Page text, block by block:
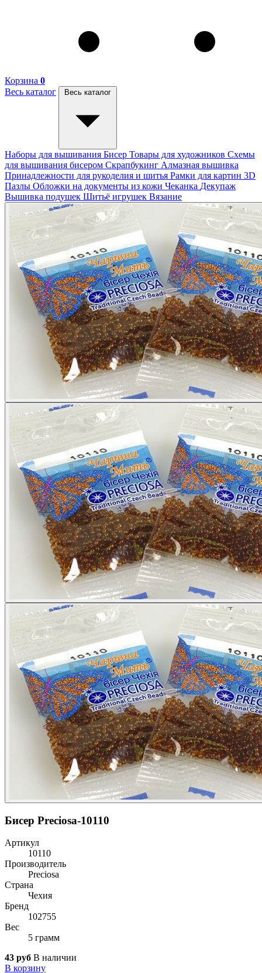
Корзина 0
Весь каталог
Весь каталог
Наборы для вышивания Бисер Товары для художников Схемы
для вышивания бисером Скрапбукинг Алмазная вышивка
Принадлежности для рукоделия и шитья Рамки для картин 3D
Пазлы Обложки на документы из кожи Чеканка Декупаж
Вышивка подушек Шитьё игрушек Вязание
Бисер Preciosa-10110
Артикул
10110
Производитель
Preciosa
Страна
Чехия
Бренд
102755
Вес
5 грамм
43 руб В наличии
В корзину